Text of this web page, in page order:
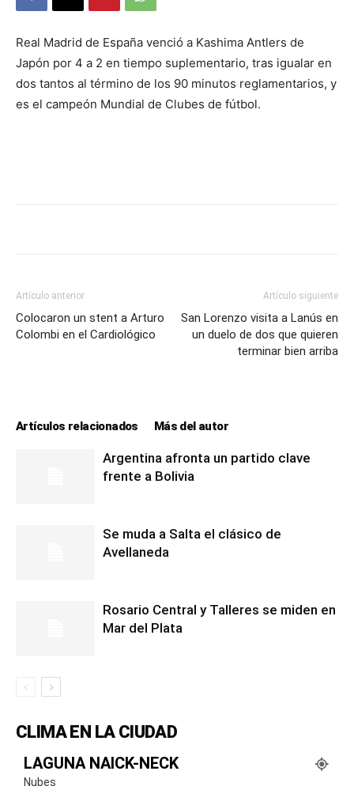
::
que
Real Madrid de España venció a Kashima Antlers de
Japón por 4 a 2 en tiempo suplementario, tras igualar en
dos tantos al término de los 90 minutos reglamentarios, y
es el campeón Mundial de Clubes de fútbol.
Artículo anterior
Colocaron un stent a Arturo
Colombi en el Cardiológico
Artículo siguiente
San Lorenzo visita a Lanús en
un duelo de dos que quieren
terminar bien arriba
Artículos relacionados Más del autor
Argentina afronta un partido clave
frente a Bolivia
Se muda a Salta el clásico de
Avellaneda
Rosario Central y Talleres se miden en
Mar del Plata
CLIMA EN LA CIUDAD
LAGUNA NAICK-NECK
Nubes